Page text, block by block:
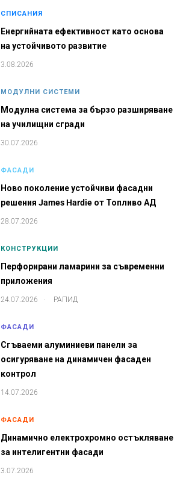
СПИСАНИЯ
Енергийната ефективност като основа
на устойчивото развитие
3.08.2026
МОДУЛНИ СИСТЕМИ
Модулна система за бързо разширяване
на училищни сгради
30.07.2026
ФАСАДИ
Ново поколение устойчиви фасадни
решения James Hardie от Топливо АД
28.07.2026
КОНСТРУКЦИИ
Перфорирани ламарини за съвременни
приложения
24.07.2026 . РАПИД
ФАСАДИ
Сгъваеми алуминиеви панели за
осигуряване на динамичен фасаден
контрол
14.07.2026
ФАСАДИ
Динамично електрохромно остъкляване
за интелигентни фасади
3.07.2026